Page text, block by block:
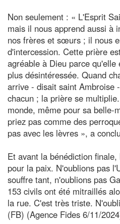
Non seulement : « L'Esprit
mais il nous apprend aussi à
nos frères et sœurs ; il nous
d'intercession. Cette prière
agréable à Dieu parce
plus désintéressée. Quand
arrive - disait saint Ambroise
chacun ; la prière se
monde, même pour sa belle-
priez pas comme des
pas avec les lèvres », a
Et avant la bénédiction
pour la paix. N'oublions pas
souffre tant, n'oublions pas
153 civils ont été mitraillés
la rue. C'est très triste.
(FB) (Agence Fides 6/11/